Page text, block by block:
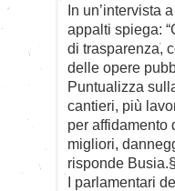
In un’intervista
appalti spiega:
di trasparenza,
delle opere
Puntualizza
cantieri, più
per affidamento
migliori,
risponde
I parlamentari